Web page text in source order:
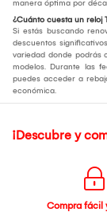
manera óptima por
¿Cuánto cuesta un reloj
Si estás buscando
descuentos
variedad donde podrás
modelos. Durante las
puedes acceder a
económica.
¡Descubre y
Compra fácil